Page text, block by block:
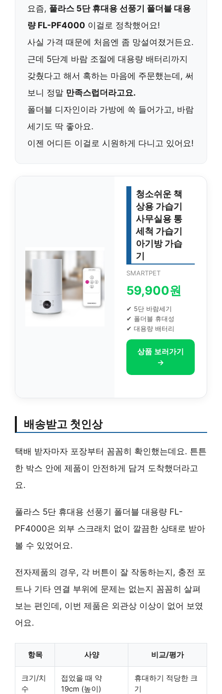
요즘, 풀라스 5단 휴대용 선풍기 폴더블 대용
량 FL-PF4000 이걸로 정착했어요!
사실 가격 때문에 처음엔 좀 망설여졌거든요.
근데 5단계 바람 조절에 대용량 배터리까지
갖췄다고 해서 혹하는 마음에 주문했는데, 써
보니 정말 만족스럽더라고요.
폴더블 디자인이라 가방에 쏙 들어가고, 바람
세기도 딱 좋아요.
이젠 어디든 이걸로 시원하게 다니고 있어요!
청소쉬운 책
상용 가습기
사무실용 통
세척 가습기
아기방 가습
기
SMARTPET
59,900원
✔ 5단 바람세기
✔ 폴더블 휴대성
✔ 대용량 배터리
상품 보러가기
→
배송받고 첫인상
택배 받자마자 포장부터 꼼꼼히 확인했는데요. 튼튼
한 박스 안에 제품이 안전하게 담겨 도착했더라고
요.
풀라스 5단 휴대용 선풍기 폴더블 대용량 FL-
PF4000은 외부 스크래치 없이 깔끔한 상태로 받아
볼 수 있었어요.
전자제품의 경우, 각 버튼이 잘 작동하는지, 충전 포
트나 기타 연결 부위에 문제는 없는지 꼼꼼히 살펴
보는 편인데, 이번 제품은 외관상 이상이 없어 보였
어요.
항목 사양 비교/평가
크기/치
수
접었을 때 약
19cm (높이)
휴대하기 적당한 크
기